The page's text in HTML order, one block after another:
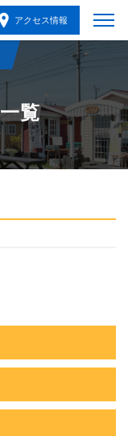
アクセス情報
覧